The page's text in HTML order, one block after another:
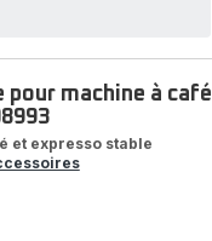
pour machine à café
et expresso stable